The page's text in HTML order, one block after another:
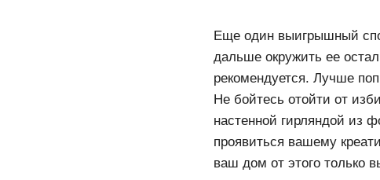
Еще один выигрышный
дальше окружить ее
рекомендуется. Лучше
Не бойтесь отойти от
настенной гирляндой из
проявиться вашему
ваш дом от этого только